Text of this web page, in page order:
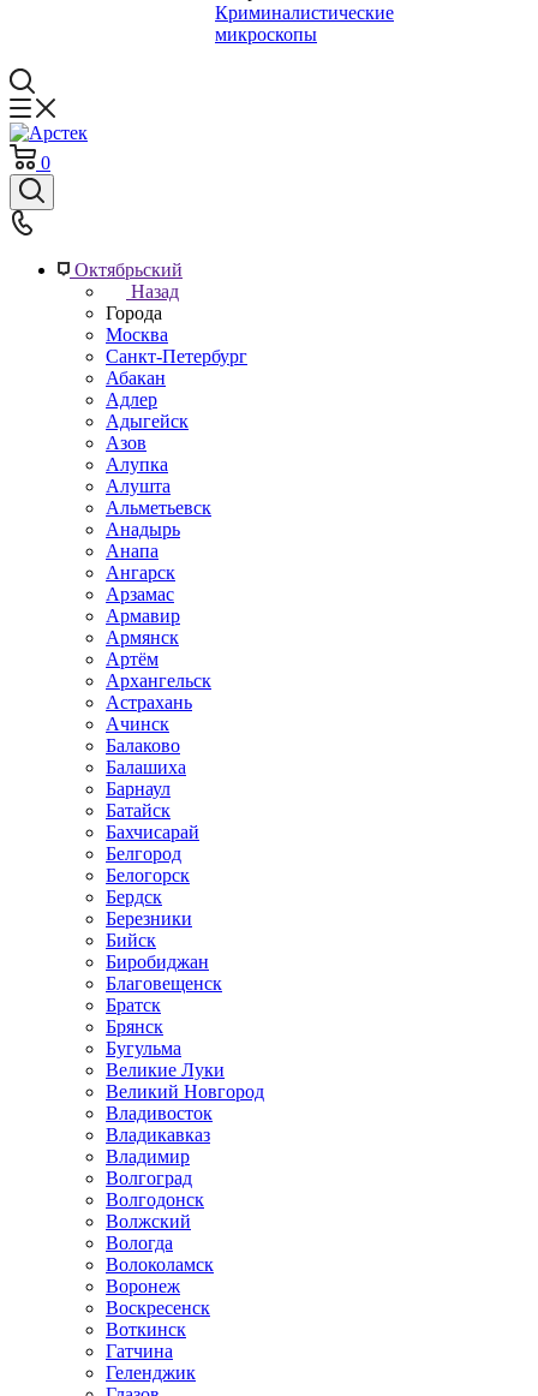
Криминалистические
микроскопы
0
Октябрьский
Назад
Города
Москва
Санкт-Петербург
Абакан
Адлер
Адыгейск
Азов
Алупка
Алушта
Альметьевск
Анадырь
Анапа
Ангарск
Арзамас
Армавир
Армянск
Артём
Архангельск
Астрахань
Ачинск
Балаково
Балашиха
Барнаул
Батайск
Бахчисарай
Белгород
Белогорск
Бердск
Березники
Бийск
Биробиджан
Благовещенск
Братск
Брянск
Бугульма
Великие Луки
Великий Новгород
Владивосток
Владикавказ
Владимир
Волгоград
Волгодонск
Волжский
Вологда
Волоколамск
Воронеж
Воскресенск
Воткинск
Гатчина
Геленджик